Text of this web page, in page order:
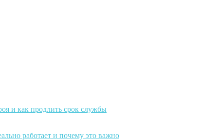
и как продлить срок службы
работает и почему это важно